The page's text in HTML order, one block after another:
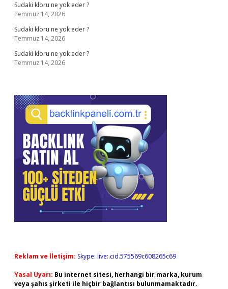
Sudaki kloru ne yok eder ?
Temmuz 14, 2026
Sudaki kloru ne yok eder ?
Temmuz 14, 2026
Sudaki kloru ne yok eder ?
Temmuz 14, 2026
Reklam ve İletişim: Skype: live:.cid.575569c608265c69
Yasal Uyarı: Bu internet sitesi, herhangi bir marka, kurum
veya şahıs şirketi ile hiçbir bağlantısı bulunmamaktadır.